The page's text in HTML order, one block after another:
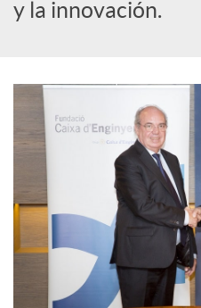
o
a
l
y la innovación.